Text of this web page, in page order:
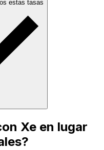
estas tasas
Xe en lugar